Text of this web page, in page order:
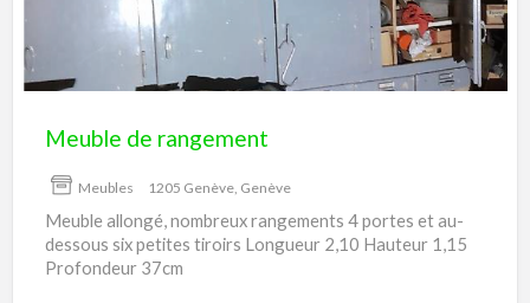
Meuble de rangement
Meubles 1205 Genève, Genève
Meuble allongé, nombreux rangements 4 portes et au-
dessous six petites tiroirs Longueur 2,10 Hauteur 1,15
Profondeur 37cm